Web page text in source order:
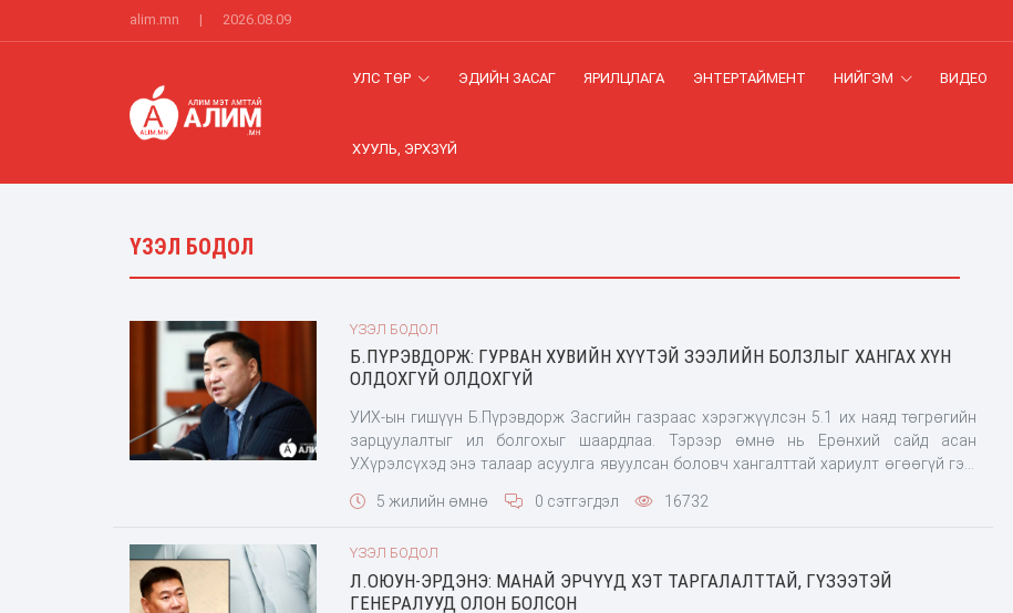
alim.mn | 2026.08.09
УЛС ТӨР ЭДИЙН ЗАСАГ ЯРИЛЦЛАГА ЭНТЕРТАЙМЕНТ НИЙГЭМ ВИДЕО
ХУУЛЬ, ЭРХЗҮЙ
ҮЗЭЛ БОДОЛ
ҮЗЭЛ БОДОЛ
Б.ПҮРЭВДОРЖ: ГУРВАН ХУВИЙН ХҮҮТЭЙ ЗЭЭЛИЙН БОЛЗЛЫГ ХАНГАХ ХҮН
ОЛДОХГҮЙ ОЛДОХГҮЙ
УИХ-ын гишүүн Б.Пүрэвдорж Засгийн газраас хэрэгжүүлсэн 5.1 их наяд төгрөгийн
зарцуулалтыг ил болгохыг шаардлаа. Тэрээр өмнө нь Ерөнхий сайд асан
У.Хүрэлсүхэд энэ талаар асуулга явуулсан боловч хангалттай хариулт өгөөгүй гэв.
зориулсан хөрөнгийн нэг төгрөг бүрийг хэрхэн зарцуулснаа олон нийтэд ил
5 жилийн өмнө 0 сэтгэгдэл 16732
ҮЗЭЛ БОДОЛ
Л.ОЮУН-ЭРДЭНЭ: МАНАЙ ЭРЧҮҮД ХЭТ ТАРГАЛАЛТТАЙ, ГҮЗЭЭТЭЙ
ГЕНЕРАЛУУД ОЛОН БОЛСОН